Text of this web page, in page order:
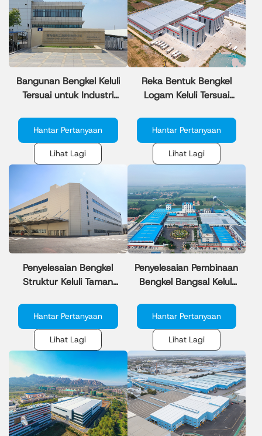
Bangunan Bengkel Keluli
Tersuai untuk Industri
Hantar Pertanyaan
Lihat Lagi
Reka Bentuk Bengkel
Logam Keluli Tersuai
Hantar Pertanyaan
Lihat Lagi
Penyelesaian Bengkel
Struktur Keluli Taman
Hantar Pertanyaan
Lihat Lagi
Penyelesaian Pembinaan
Bengkel Bangsal Keluli
Hantar Pertanyaan
Lihat Lagi